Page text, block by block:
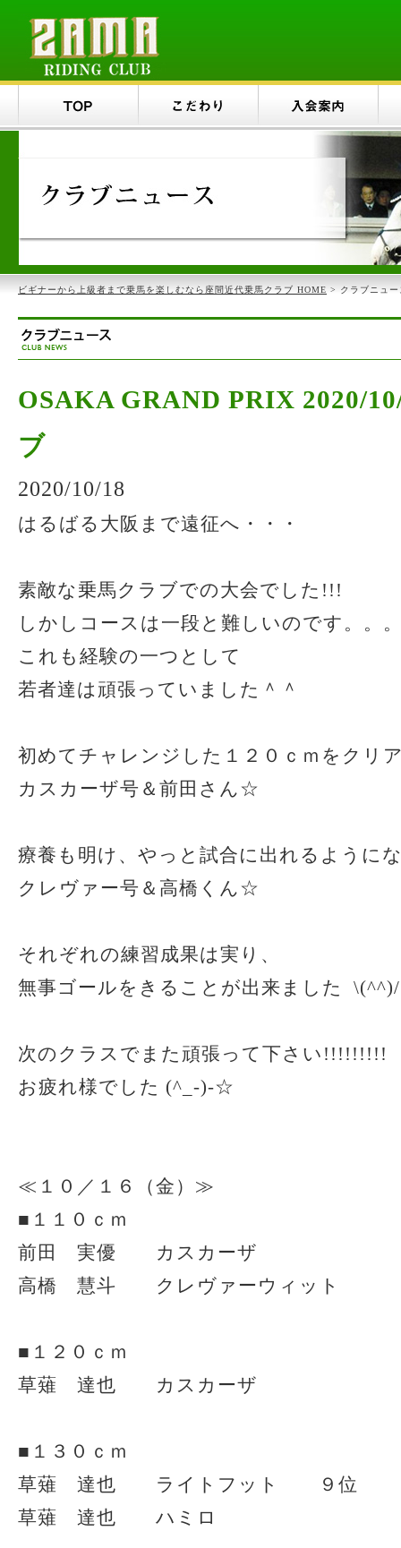
ビギナーから上級者まで乗馬を楽しむなら座間近代乗馬クラブ HOME > クラブニュー
OSAKA GRAND PRIX 2020/
ブ
2020/10/18
はるばる大阪まで遠征へ・・・
素敵な乗馬クラブでの大会でした!!!
しかしコースは一段と難しいのです。。
これも経験の一つとして
若者達は頑張っていました＾＾
初めてチャレンジした１２０ｃｍをクリ
カスカーザ号＆前田さん☆
療養も明け、やっと試合に出れるように
クレヴァー号＆高橋くん☆
それぞれの練習成果は実り、
無事ゴールをきることが出来ました \(^^)/
次のクラスでまた頑張って下さい!!!!!!!!!
お疲れ様でした (^_-)-☆
≪１０／１６（金）≫
■１１０ｃｍ
前田 実優 カスカーザ
高橋 慧斗 クレヴァーウィット
■１２０ｃｍ
草薙 達也 カスカーザ
■１３０ｃｍ
草薙 達也 ライトフット ９位
草薙 達也 ハミロ